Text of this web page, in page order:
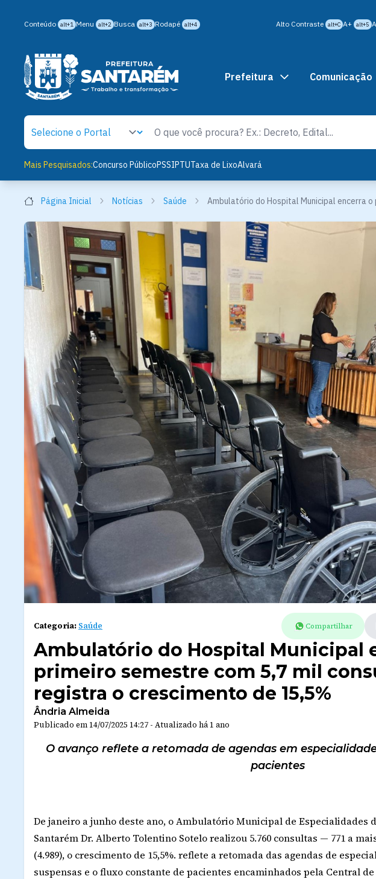
Conteúdo alt+1 Menu alt+2 Busca alt+3 Rodapé alt+4 Alto Contraste alt+C A+ alt+5
Prefeitura Comunicação
Mais Pesquisados:Concurso PúblicoPSSIPTUTaxa de LixoAlvará
Página Inicial Notícias Saúde Ambulatório do Hospital Municipal encerra
Categoria: Saúde Compartilhar
Ambulatório do Hospital Municipal
primeiro semestre com 5,7 mil
registra o crescimento de 15,5%
Ândria Almeida
Publicado em 14/07/2025 14:27 - Atualizado há 1 ano
O avanço reflete a retomada de agendas em
pacientes
De janeiro a junho deste ano, o Ambulatório Municipal de Especialidades
Santarém Dr. Alberto Tolentino Sotelo realizou 5.760 consultas — 771 a
(4.989), o crescimento de 15,5%. reflete a retomada das agendas de
suspensas e o fluxo constante de pacientes encaminhados pela Central